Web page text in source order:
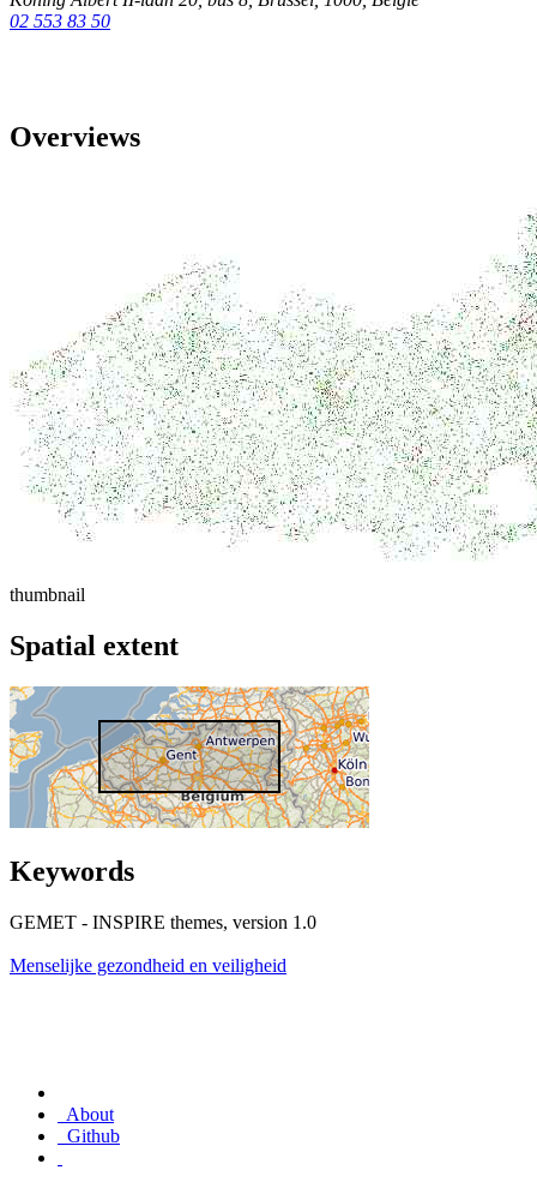
02 553 83 50
Overviews
thumbnail
Spatial extent
Keywords
GEMET - INSPIRE themes, version 1.0
Menselijke gezondheid en veiligheid
About
Github